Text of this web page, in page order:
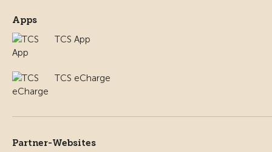
Apps
TCS App
TCS eCharge
Partner-Websites